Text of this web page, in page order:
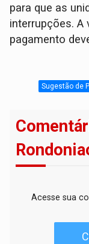
para que as
interrupções. A
pagamento
Sugestão de
Acesse sua